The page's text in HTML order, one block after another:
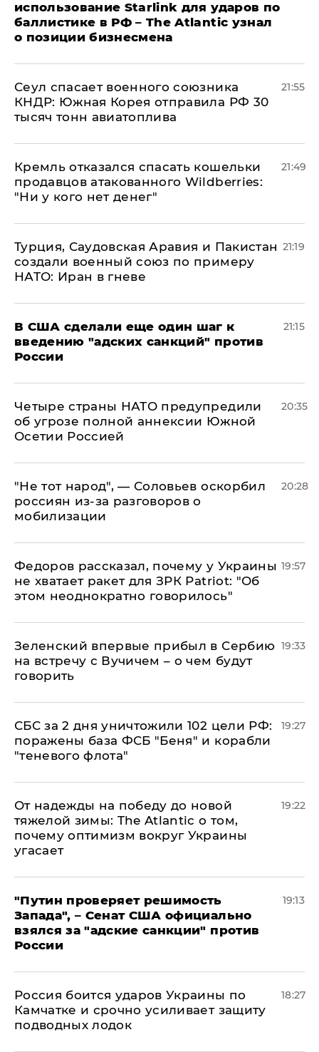
использование Starlink для ударов по
баллистике в РФ – The Atlantic узнал
о позиции бизнесмена
​Сеул спасает военного союзника
КНДР: Южная Корея отправила РФ 30
тысяч тонн авиатоплива
21:55
Кремль отказался спасать кошельки
продавцов атакованного Wildberries:
"Ни у кого нет денег"
21:49
Турция, Саудовская Аравия и Пакистан
создали военный союз по примеру
НАТО: Иран в гневе
21:19
В США сделали еще один шаг к
введению "адских санкций" против
России
21:15
Четыре страны НАТО предупредили
об угрозе полной аннексии Южной
Осетии Россией
20:35
​"Не тот народ", — Соловьев оскорбил
россиян из-за разговоров о
мобилизации
20:28
Федоров рассказал, почему у Украины
не хватает ракет для ЗРК Patriot: "Об
этом неоднократно говорилось"
19:57
Зеленский впервые прибыл в Сербию
на встречу с Вучичем – о чем будут
говорить
19:33
СБС за 2 дня уничтожили 102 цели РФ:
поражены база ФСБ "Беня" и корабли
"теневого флота"
19:27
От надежды на победу до новой
тяжелой зимы: The Atlantic о том,
почему оптимизм вокруг Украины
угасает
19:22
"Путин проверяет решимость
Запада", – Сенат США официально
взялся за "адские санкции" против
России
19:13
Россия боится ударов Украины по
Камчатке и срочно усиливает защиту
подводных лодок
18:27